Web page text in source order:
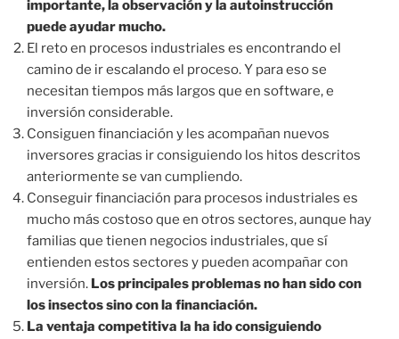
importante, la observación y la autoinstrucción
puede ayudar mucho.
El reto en procesos industriales es encontrando el
camino de ir escalando el proceso. Y para eso se
necesitan tiempos más largos que en software, e
inversión considerable.
Consiguen financiación y les acompañan nuevos
inversores gracias ir consiguiendo los hitos descritos
anteriormente se van cumpliendo.
Conseguir financiación para procesos industriales es
mucho más costoso que en otros sectores, aunque hay
familias que tienen negocios industriales, que sí
entienden estos sectores y pueden acompañar con
inversión. Los principales problemas no han sido con
los insectos sino con la financiación.
La ventaja competitiva la ha ido consiguiendo